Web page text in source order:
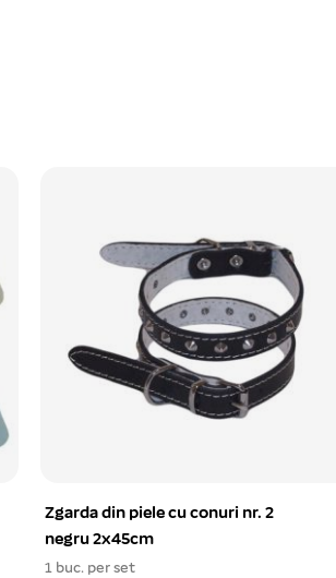
Zgarda din piele cu conuri nr. 2
negru 2x45cm
1 buc. per set